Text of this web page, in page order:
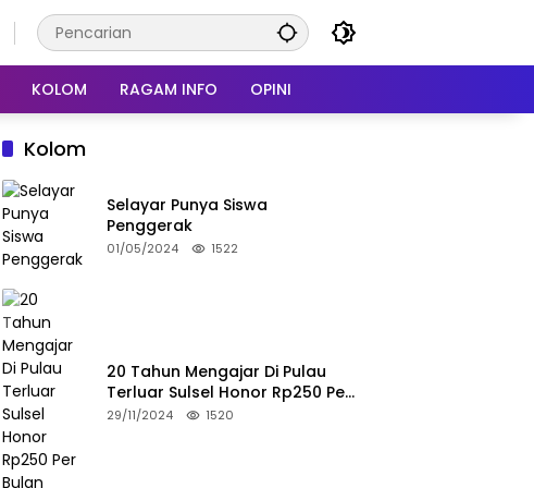
KOLOM RAGAM INFO OPINI
Kolom
Selayar Punya Siswa
Penggerak
01/05/2024 1522
20 Tahun Mengajar Di Pulau
Terluar Sulsel Honor Rp250 Per
Bulan
29/11/2024 1520